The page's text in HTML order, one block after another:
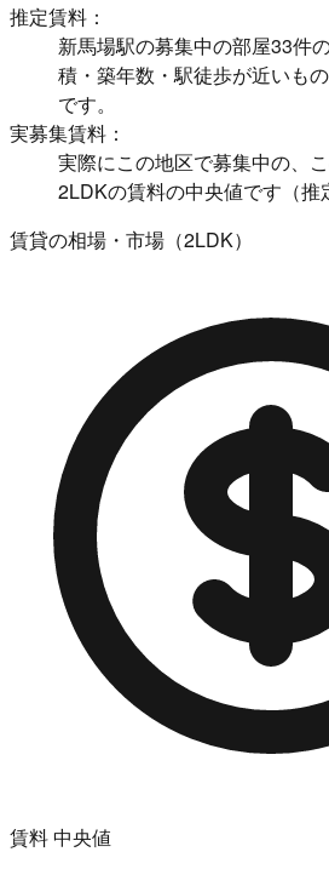
推定賃料：
新馬場駅の募集中の部屋33件
積・築年数・駅徒歩が近いも
です。
実募集賃料：
実際にこの地区で募集中の、
2LDKの賃料の中央値です（推
賃貸の相場・市場（2LDK）
賃料 中央値